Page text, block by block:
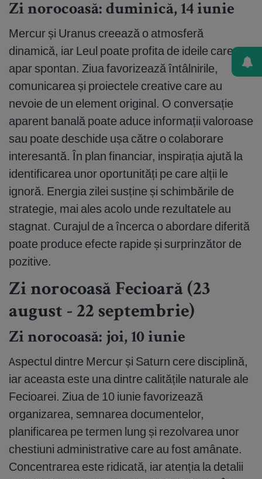
Zi norocoasă: duminică, 14 iunie
Mercur și Uranus creează o atmosferă
dinamică, iar Leul poate profita de ideile care
apar spontan. Ziua favorizează întâlnirile,
comunicarea și proiectele creative care au
nevoie de un element original. O conversație
aparent banală poate aduce informații valoroase
sau poate deschide ușa către o colaborare
interesantă. În plan financiar, inspirația ajută la
identificarea unor oportunități pe care alții le
ignoră. Energia zilei susține și schimbările de
strategie, mai ales acolo unde rezultatele au
stagnat. Curajul de a încerca o abordare diferită
poate produce efecte rapide și surprinzător de
pozitive.
Zi norocoasă Fecioară (23
august - 22 septembrie)
Zi norocoasă: joi, 10 iunie
Aspectul dintre Mercur și Saturn cere disciplină,
iar aceasta este una dintre calitățile naturale ale
Fecioarei. Ziua de 10 iunie favorizează
organizarea, semnarea documentelor,
planificarea pe termen lung și rezolvarea unor
chestiuni administrative care au fost amânate.
Concentrarea este ridicată, iar atenția la detalii